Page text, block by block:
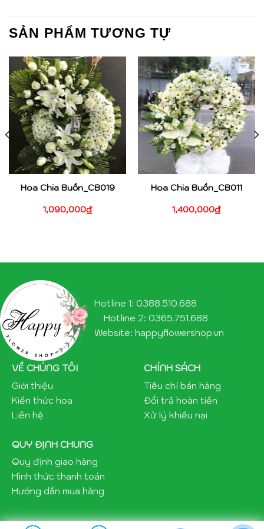
SẢN PHẨM TƯƠNG TỰ
Hoa Chia Buồn_CB019
1,090,000₫
Hoa Chia Buồn_CB011
1,400,000₫
Hotline 1: 0388.510.688
Hotline 2: 0365.751.688
Website: happyflowershop.vn
VỀ CHÚNG TÔI
Giới thiệu
Kiến thức hoa
Liên hệ
CHÍNH SÁCH
Tiêu chí bán hàng
Đổi trả hoàn tiền
Xử lý khiếu nại
QUY ĐỊNH CHUNG
Quy định giao hàng
Hình thức thanh toán
Hướng dẫn mua hàng